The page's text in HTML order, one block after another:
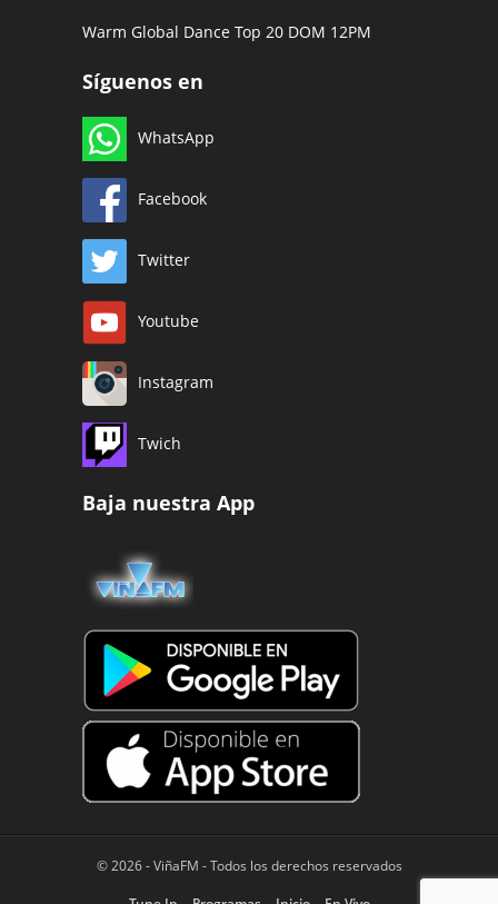
Warm Global Dance Top 20 DOM 12PM
Síguenos en
WhatsApp
Facebook
Twitter
Youtube
Instagram
Twich
Baja nuestra App
© 2026 - ViñaFM - Todos los derechos reservados